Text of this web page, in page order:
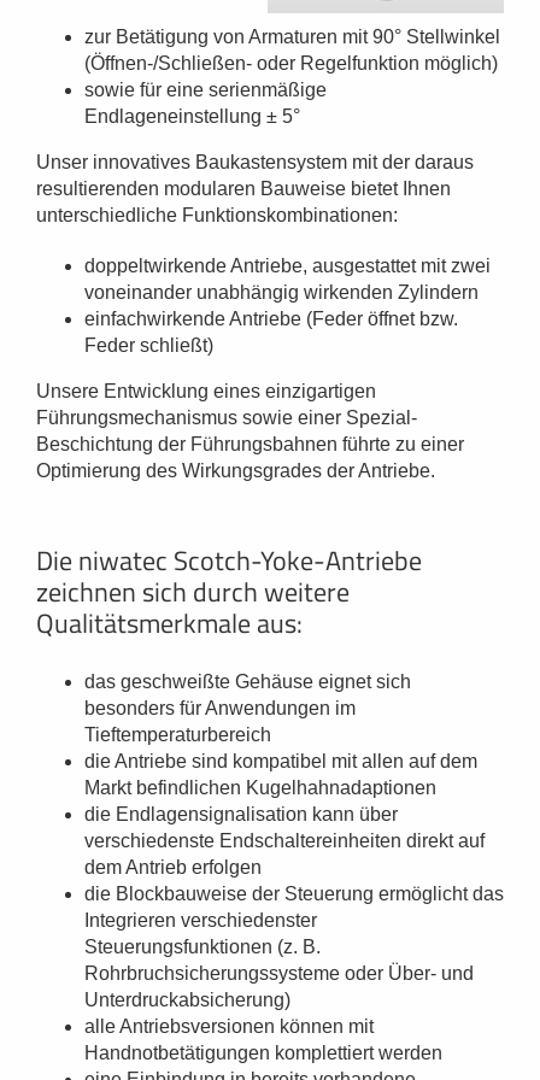
zur Betätigung von Armaturen mit 90° Stellwinkel
(Öffnen-/Schließen- oder Regelfunktion möglich)
sowie für eine serienmäßige
Endlageneinstellung ± 5°
Unser innovatives Baukastensystem mit der daraus
resultierenden modularen Bauweise bietet Ihnen
unterschiedliche Funktionskombinationen:
doppeltwirkende Antriebe, ausgestattet mit zwei
voneinander unabhängig wirkenden Zylindern
einfachwirkende Antriebe (Feder öffnet bzw.
Feder schließt)
Unsere Entwicklung eines einzigartigen
Führungsmechanismus sowie einer Spezial-
Beschichtung der Führungsbahnen führte zu einer
Optimierung des Wirkungsgrades der Antriebe.
Die niwatec Scotch-Yoke-Antriebe
zeichnen sich durch weitere
Qualitätsmerkmale aus:
das geschweißte Gehäuse eignet sich
besonders für Anwendungen im
Tieftemperaturbereich
die Antriebe sind kompatibel mit allen auf dem
Markt befindlichen Kugelhahnadaptionen
die Endlagensignalisation kann über
verschiedenste Endschaltereinheiten direkt auf
dem Antrieb erfolgen
die Blockbauweise der Steuerung ermöglicht das
Integrieren verschiedenster
Steuerungsfunktionen (z. B.
Rohrbruchsicherungssysteme oder Über- und
Unterdruckabsicherung)
alle Antriebsversionen können mit
Handnotbetätigungen komplettiert werden